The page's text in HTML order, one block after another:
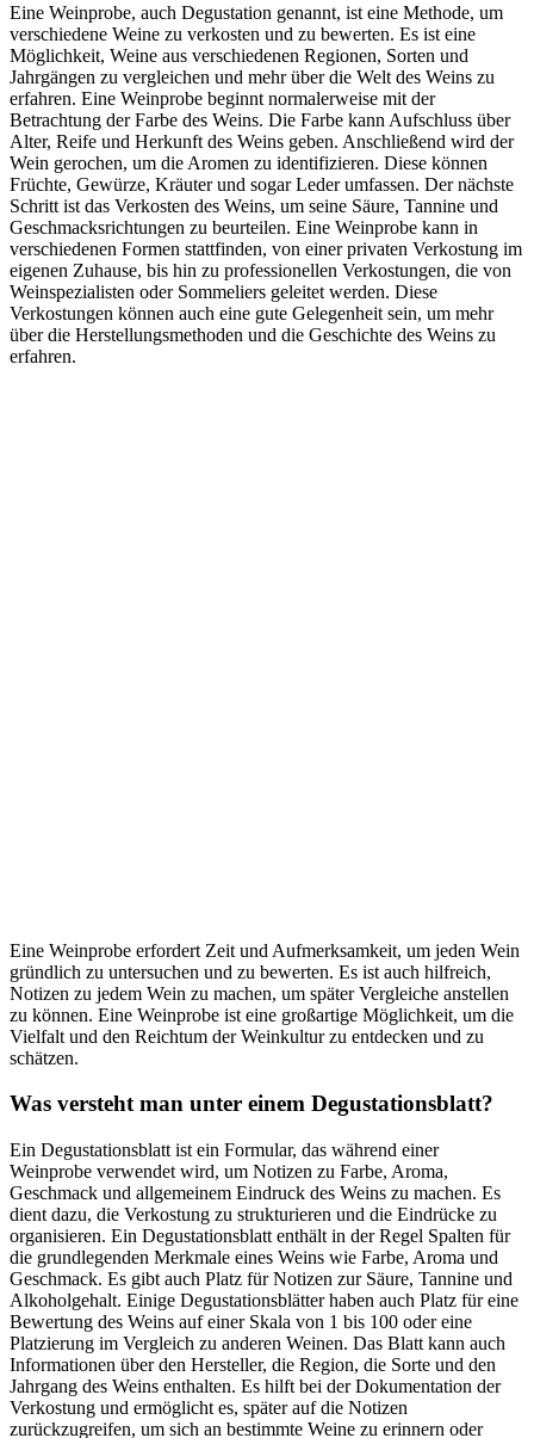
Eine Weinprobe, auch Degustation genannt, ist eine Methode, um
verschiedene Weine zu verkosten und zu bewerten. Es ist eine
Möglichkeit, Weine aus verschiedenen Regionen, Sorten und
Jahrgängen zu vergleichen und mehr über die Welt des Weins zu
erfahren. Eine Weinprobe beginnt normalerweise mit der
Betrachtung der Farbe des Weins. Die Farbe kann Aufschluss über
Alter, Reife und Herkunft des Weins geben. Anschließend wird der
Wein gerochen, um die Aromen zu identifizieren. Diese können
Früchte, Gewürze, Kräuter und sogar Leder umfassen. Der nächste
Schritt ist das Verkosten des Weins, um seine Säure, Tannine und
Geschmacksrichtungen zu beurteilen. Eine Weinprobe kann in
verschiedenen Formen stattfinden, von einer privaten Verkostung im
eigenen Zuhause, bis hin zu professionellen Verkostungen, die von
Weinspezialisten oder Sommeliers geleitet werden. Diese
Verkostungen können auch eine gute Gelegenheit sein, um mehr
über die Herstellungsmethoden und die Geschichte des Weins zu
erfahren.
Eine Weinprobe erfordert Zeit und Aufmerksamkeit, um jeden Wein
gründlich zu untersuchen und zu bewerten. Es ist auch hilfreich,
Notizen zu jedem Wein zu machen, um später Vergleiche anstellen
zu können. Eine Weinprobe ist eine großartige Möglichkeit, um die
Vielfalt und den Reichtum der Weinkultur zu entdecken und zu
schätzen.
Was versteht man unter einem Degustationsblatt?
Ein Degustationsblatt ist ein Formular, das während einer
Weinprobe verwendet wird, um Notizen zu Farbe, Aroma,
Geschmack und allgemeinem Eindruck des Weins zu machen. Es
dient dazu, die Verkostung zu strukturieren und die Eindrücke zu
organisieren. Ein Degustationsblatt enthält in der Regel Spalten für
die grundlegenden Merkmale eines Weins wie Farbe, Aroma und
Geschmack. Es gibt auch Platz für Notizen zur Säure, Tannine und
Alkoholgehalt. Einige Degustationsblätter haben auch Platz für eine
Bewertung des Weins auf einer Skala von 1 bis 100 oder eine
Platzierung im Vergleich zu anderen Weinen. Das Blatt kann auch
Informationen über den Hersteller, die Region, die Sorte und den
Jahrgang des Weins enthalten. Es hilft bei der Dokumentation der
Verkostung und ermöglicht es, später auf die Notizen
zurückzugreifen, um sich an bestimmte Weine zu erinnern oder